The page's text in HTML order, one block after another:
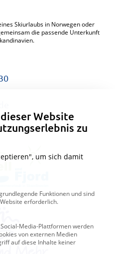
Skiurlaubs in Norwegen oder
die passende Unterkunft
Website
zu
um sich damit
Funktionen und sind
erforderlich.
Media-Plattformen werden
von externen Medien
auf diese Inhalte keiner